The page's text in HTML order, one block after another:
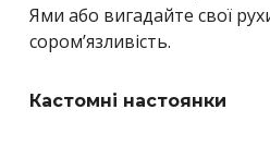
Ями або вигадайте свої
сором’язливість.
Кастомні настоянки